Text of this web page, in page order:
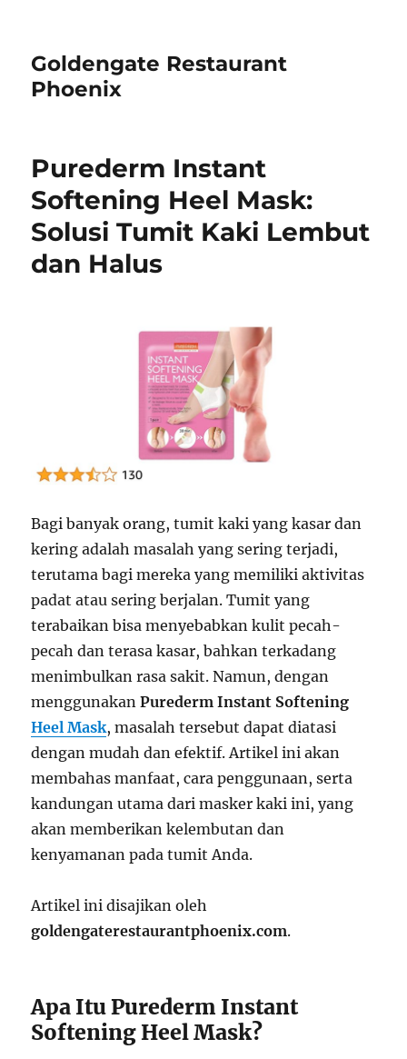
Goldengate Restaurant
Phoenix
Purederm Instant
Softening Heel Mask:
Solusi Tumit Kaki Lembut
dan Halus
Bagi banyak orang, tumit kaki yang kasar dan
kering adalah masalah yang sering terjadi,
terutama bagi mereka yang memiliki aktivitas
padat atau sering berjalan. Tumit yang
terabaikan bisa menyebabkan kulit pecah-
pecah dan terasa kasar, bahkan terkadang
menimbulkan rasa sakit. Namun, dengan
menggunakanPurederm Instant Softening
Heel Mask, masalah tersebut dapat diatasi
dengan mudah dan efektif. Artikel ini akan
membahas manfaat, cara penggunaan, serta
kandungan utama dari masker kaki ini, yang
akan memberikan kelembutan dan
kenyamanan pada tumit Anda.
Artikel ini disajikan oleh
goldengaterestaurantphoenix.com.
Apa Itu Purederm Instant
Softening Heel Mask?